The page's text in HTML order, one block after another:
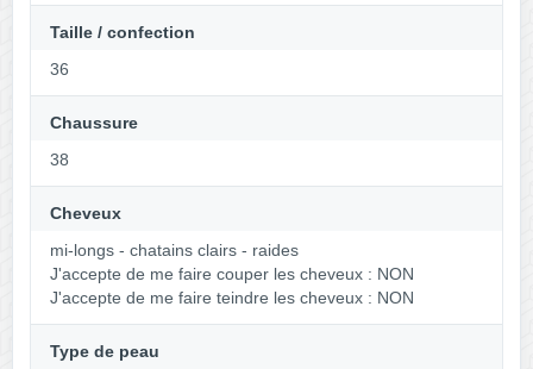
Taille / confection
36
Chaussure
38
Cheveux
mi-longs - chatains clairs - raides
J'accepte de me faire couper les cheveux : NON
J'accepte de me faire teindre les cheveux : NON
Type de peau